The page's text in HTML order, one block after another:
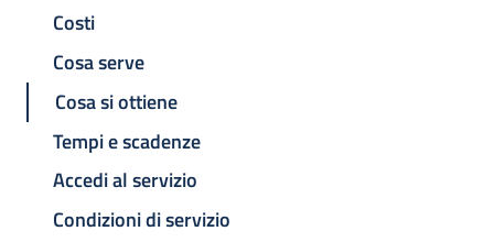
Costi
Cosa serve
Cosa si ottiene
Tempi e scadenze
Accedi al servizio
Condizioni di servizio